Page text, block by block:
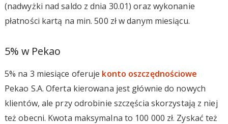
(nadwyżki nad saldo z dnia 30.01) oraz wykonanie
płatności kartą na min. 500 zł w danym miesiącu.
5% w Pekao
5% na 3 miesiące oferuje konto oszczędnościowe
Pekao S.A. Oferta kierowana jest głównie do nowych
klientów, ale przy odrobinie szczęścia skorzystają z niej
też obecni. Kwota maksymalna to 100 000 zł. Zyskać też